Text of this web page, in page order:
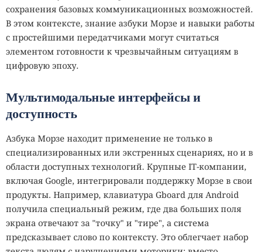
сохранения базовых коммуникационных возможностей.
В этом контексте, знание азбуки Морзе и навыки работы
с простейшими передатчиками могут считаться
элементом готовности к чрезвычайным ситуациям в
цифровую эпоху.
Мультимодальные интерфейсы и
доступность
Азбука Морзе находит применение не только в
специализированных или экстренных сценариях, но и в
области доступных технологий. Крупные IT-компании,
включая Google, интегрировали поддержку Морзе в свои
продукты. Например, клавиатура Gboard для Android
получила специальный режим, где два больших поля
экрана отвечают за "точку" и "тире", а система
предсказывает слово по контексту. Это облегчает набор